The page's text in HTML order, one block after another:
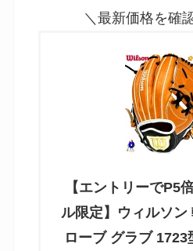
＼最新価格を確
【エントリーでP5
ル限定】ウィルソン
ローブ グラブ